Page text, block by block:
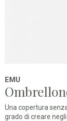
EMU
Una copertura
grado di creare